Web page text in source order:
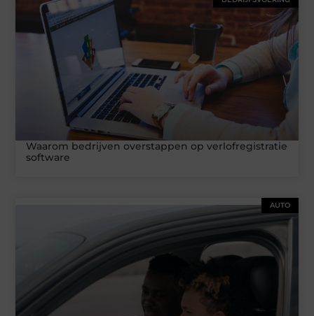
Waarom bedrijven overstappen op verlofregistratie
software
AUTO